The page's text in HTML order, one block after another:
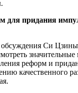
для придания
Си
реформ и
качественного